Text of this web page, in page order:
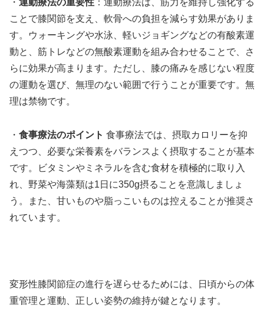
・ 運動療法の重要性 ：運動療法は、筋力を維持し強化する
ことで膝関節を支え、軟骨への負担を減らす効果がありま
す。ウォーキングや水泳、軽いジョギングなどの有酸素運
動と、筋トレなどの無酸素運動を組み合わせることで、さ
らに効果が高まります。ただし、膝の痛みを感じない程度
の運動を選び、無理のない範囲で行うことが重要です。無
理は禁物です。
・ 食事療法のポイント 食事療法では、摂取カロリーを抑
えつつ、必要な栄養素をバランスよく摂取することが基本
です。ビタミンやミネラルを含む食材を積極的に取り入
れ、野菜や海藻類は1日に350g摂ることを意識しましょ
う。また、甘いものや脂っこいものは控えることが推奨さ
れています。
変形性膝関節症の進行を遅らせるためには、日頃からの体
重管理と運動、正しい姿勢の維持が鍵となります。